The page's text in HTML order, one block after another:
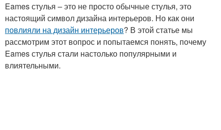
Eames стулья – это не просто обычные стулья, это
настоящий символ дизайна интерьеров. Но как они
повлияли на дизайн интерьеров? В этой статье мы
рассмотрим этот вопрос и попытаемся понять, почему
Eames стулья стали настолько популярными и
влиятельными.